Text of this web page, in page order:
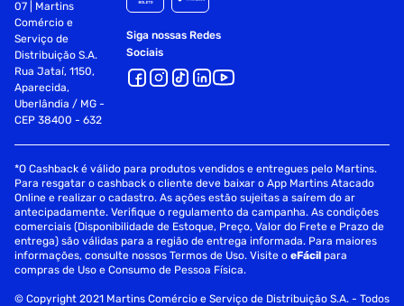
07 | Martins
Comércio e
Serviço de
Distribuição S.A.
Rua Jataí, 1150,
Aparecida,
Uberlândia / MG -
CEP 38400 - 632
Siga nossas Redes
Sociais
*O Cashback é válido para produtos vendidos e entregues pelo Martins.
Para resgatar o cashback o cliente deve baixar o App Martins Atacado
Online e realizar o cadastro. As ações estão sujeitas a saírem do ar
antecipadamente. Verifique o regulamento da campanha. As condições
comerciais (Disponibilidade de Estoque, Preço, Valor do Frete e Prazo de
entrega) são válidas para a região de entrega informada. Para maiores
informações, consulte nossos Termos de Uso. Visite oeFácil para
compras de Uso e Consumo de Pessoa Física.
© Copyright 2021 Martins Comércio e Serviço de Distribuição S.A. - Todos